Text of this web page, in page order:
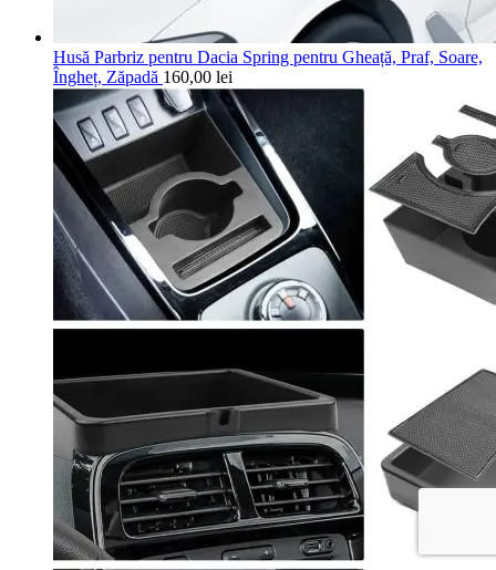
Husă Parbriz pentru Dacia Spring pentru Gheață, Praf, Soare,
Îngheț, Zăpadă 160,00 lei